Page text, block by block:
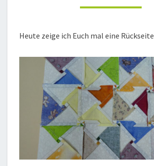
Heute zeige ich Euch mal eine